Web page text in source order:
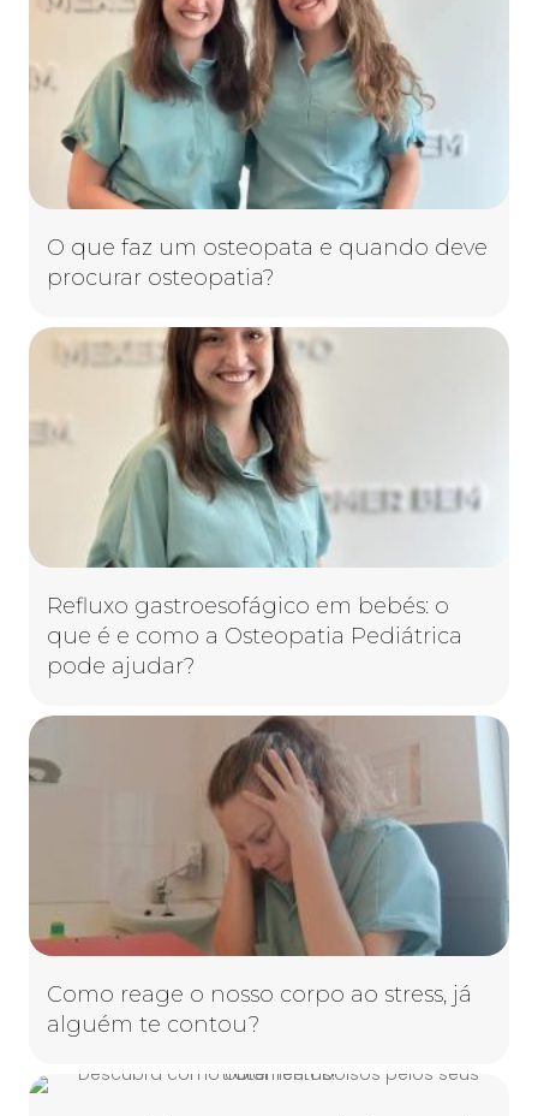
O que faz um osteopata e quando deve
procurar osteopatia?
Refluxo gastroesofágico em bebés: o
que é e como a Osteopatia Pediátrica
pode ajudar?
Como reage o nosso corpo ao stress, já
alguém te contou?